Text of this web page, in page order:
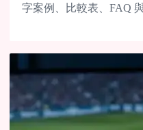
字案例、比較表、FAQ